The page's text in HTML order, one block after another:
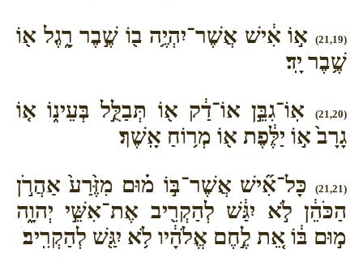
(21,19)
א֣וֹ אִ֔ישׁ אֲשֶׁר־יִהְיֶ֥ה ב֖וֹ שֶׁ֣בֶר רָ֑גֶל א֖וֹ
שֶׁ֥בֶר יָֽד׃
(21,20)
אֽוֹ־גִבֵּ֣ן אוֹ־דַ֔ק א֖וֹ תְּבַלֻּ֣ל בְּעֵינ֑וֹ א֤וֹ
גָרָב֙ א֣וֹ יַלֶּ֔פֶת א֖וֹ מְר֥וֹחַ אָֽשֶׁךְ׃
(21,21)
כָּל־אִ֞ישׁ אֲשֶׁר־בּ֣וֹ מ֗וּם מִזֶּ֙רַע֙ אַהֲרֹ֣ן
הַכֹּהֵ֔ן לֹ֣א יִגַּ֔שׁ לְהַקְרִ֖יב אֶת־אִשֵּׁ֣י יְהוָ֑ה
מ֣וּם בּ֔וֹ אֵ֚ת לֶ֣חֶם אֱלֹהָ֔יו לֹ֥א יִגַּ֖שׁ לְהַקְרִֽיב׃